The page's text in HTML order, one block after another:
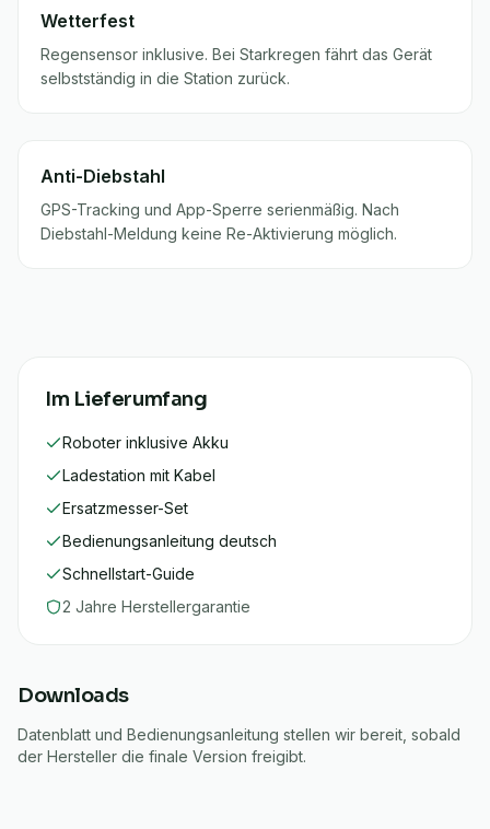
Wetterfest
Regensensor inklusive. Bei Starkregen fährt das Gerät
selbstständig in die Station zurück.
Anti-Diebstahl
GPS-Tracking und App-Sperre serienmäßig. Nach
Diebstahl-Meldung keine Re-Aktivierung möglich.
Im Lieferumfang
Roboter inklusive Akku
Ladestation mit Kabel
Ersatzmesser-Set
Bedienungsanleitung deutsch
Schnellstart-Guide
2 Jahre Herstellergarantie
Downloads
Datenblatt und Bedienungsanleitung stellen wir bereit, sobald
der Hersteller die finale Version freigibt.